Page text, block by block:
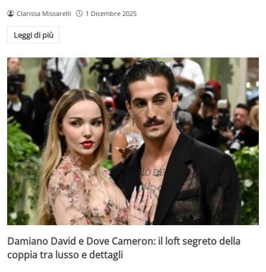
Clarissa Missarelli 1 Dicembre 2025
Leggi di più
Damiano David e Dove Cameron: il loft segreto della
coppia tra lusso e dettagli